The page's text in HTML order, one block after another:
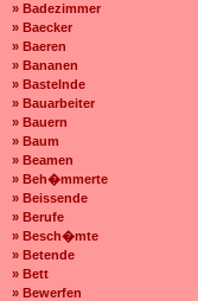
» Badezimmer
» Baecker
» Baeren
» Bananen
» Bastelnde
» Bauarbeiter
» Bauern
» Baum
» Beamen
» Beh�mmerte
» Beissende
» Berufe
» Besch�mte
» Betende
» Bett
» Bewerfen